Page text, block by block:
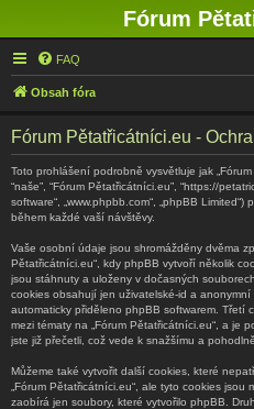
Fórum
FAQ
Obsah fóra
Fórum Pětatřicátníci.eu -
Toto prohlášení podrobně vysvětluje jak „Fórum
“naše”, “Fórum Pětatřicátníci.eu”, “https://
software“, „www.phpbb.com“, „phpBB
během každé vaší návštěvy.
Vaše osobní údaje jsou shromážděny dvěma
Pětatřicátníci.eu“, kdy phpBB vytvoří několik
jsou stáhnuty a uloženy v dočasných
cookies obsahují jen uživatelské-id a
automaticky přiděleno phpBB softwarem. Třetí
mezi tématy na „Fórum Pětatřicátníci.eu“, a je
jste již přečetli, což vede k snažšímu a
Můžeme také vytvořit další cookies, které
„Fórum Pětatřicátníci.eu“, ale tyto cookies
zaobírá jen soubory, které vytvořilo phpBB.